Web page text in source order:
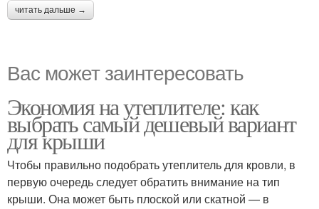
читать дальше →
Вас может заинтересовать
Экономия на утеплителе: как
выбрать самый дешевый вариант
для крыши
Чтобы правильно подобрать утеплитель для кровли, в
первую очередь следует обратить внимание на тип
крыши. Она может быть плоской или скатной — в